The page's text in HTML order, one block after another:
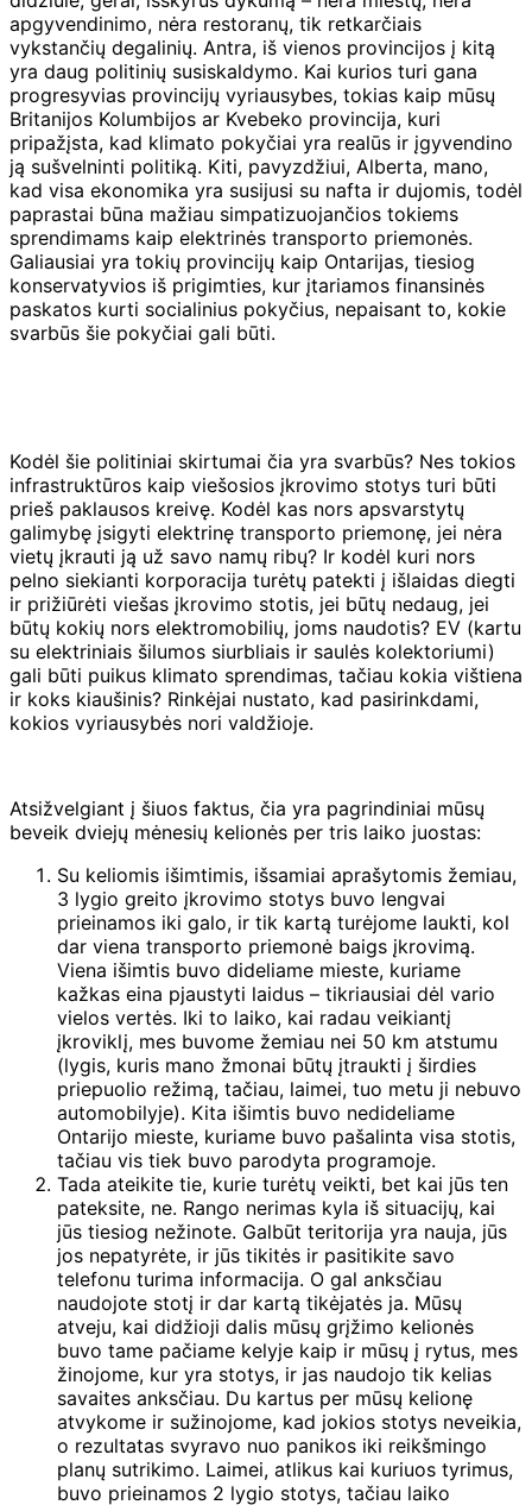
apgyvendinimo, nėra restoranų, tik retkarčiais
vykstančių degalinių. Antra, iš vienos provincijos į kitą
yra daug politinių susiskaldymo. Kai kurios turi gana
progresyvias provincijų vyriausybes, tokias kaip mūsų
Britanijos Kolumbijos ar Kvebeko provincija, kuri
pripažįsta, kad klimato pokyčiai yra realūs ir įgyvendino
ją sušvelninti politiką. Kiti, pavyzdžiui, Alberta, mano,
kad visa ekonomika yra susijusi su nafta ir dujomis, todėl
paprastai būna mažiau simpatizuojančios tokiems
sprendimams kaip elektrinės transporto priemonės.
Galiausiai yra tokių provincijų kaip Ontarijas, tiesiog
konservatyvios iš prigimties, kur įtariamos finansinės
paskatos kurti socialinius pokyčius, nepaisant to, kokie
svarbūs šie pokyčiai gali būti.
Kodėl šie politiniai skirtumai čia yra svarbūs? Nes tokios
infrastruktūros kaip viešosios įkrovimo stotys turi būti
prieš paklausos kreivę. Kodėl kas nors apsvarstytų
galimybę įsigyti elektrinę transporto priemonę, jei nėra
vietų įkrauti ją už savo namų ribų? Ir kodėl kuri nors
pelno siekianti korporacija turėtų patekti į išlaidas diegti
ir prižiūrėti viešas įkrovimo stotis, jei būtų nedaug, jei
būtų kokių nors elektromobilių, joms naudotis? EV (kartu
su elektriniais šilumos siurbliais ir saulės kolektoriumi)
gali būti puikus klimato sprendimas, tačiau kokia vištiena
ir koks kiaušinis? Rinkėjai nustato, kad pasirinkdami,
kokios vyriausybės nori valdžioje.
Atsižvelgiant į šiuos faktus, čia yra pagrindiniai mūsų
beveik dviejų mėnesių kelionės per tris laiko juostas:
Su keliomis išimtimis, išsamiai aprašytomis žemiau,
3 lygio greito įkrovimo stotys buvo lengvai
prieinamos iki galo, ir tik kartą turėjome laukti, kol
dar viena transporto priemonė baigs įkrovimą.
Viena išimtis buvo dideliame mieste, kuriame
kažkas eina pjaustyti laidus – tikriausiai dėl vario
vielos vertės. Iki to laiko, kai radau veikiantį
įkroviklį, mes buvome žemiau nei 50 km atstumu
(lygis, kuris mano žmonai būtų įtraukti į širdies
priepuolio režimą, tačiau, laimei, tuo metu ji nebuvo
automobilyje). Kita išimtis buvo nedideliame
Ontarijo mieste, kuriame buvo pašalinta visa stotis,
tačiau vis tiek buvo parodyta programoje.
Tada ateikite tie, kurie turėtų veikti, bet kai jūs ten
pateksite, ne. Rango nerimas kyla iš situacijų, kai
jūs tiesiog nežinote. Galbūt teritorija yra nauja, jūs
jos nepatyrėte, ir jūs tikitės ir pasitikite savo
telefonu turima informacija. O gal anksčiau
naudojote stotį ir dar kartą tikėjatės ja. Mūsų
atveju, kai didžioji dalis mūsų grįžimo kelionės
buvo tame pačiame kelyje kaip ir mūsų į rytus, mes
žinojome, kur yra stotys, ir jas naudojo tik kelias
savaites anksčiau. Du kartus per mūsų kelionę
atvykome ir sužinojome, kad jokios stotys neveikia,
o rezultatas svyravo nuo panikos iki reikšmingo
planų sutrikimo. Laimei, atlikus kai kuriuos tyrimus,
buvo prieinamos 2 lygio stotys, tačiau laiko